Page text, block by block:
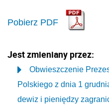
Pobierz PDF
Jest zmieniany przez:
Obwieszczenie
Polskiego z dnia 1
dewiz i pieniędzy